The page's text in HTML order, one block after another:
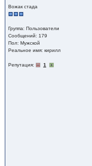
Вожак стада
Группа: Пользователи
Сообщений: 179
Пол: Мужской
Реальное имя: кирилл
Репутация: 1